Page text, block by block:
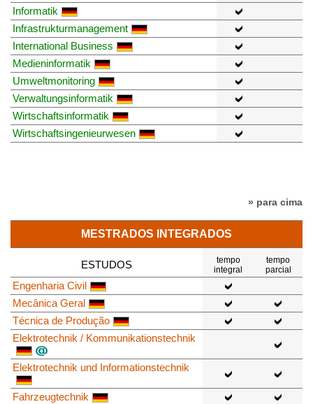
Informatik
Infrastrukturmanagement
International Business
Medieninformatik
Umweltmonitoring
Verwaltungsinformatik
Wirtschaftsinformatik
Wirtschaftsingenieurwesen
» para cima
MESTRADOS INTEGRADOS
ESTUDOS
tempo
integral
tempo
parcial
Engenharia Civil
Mecânica Geral
Técnica de Produção
Elektrotechnik / Kommunikationstechnik
Elektrotechnik und Informationstechnik
Fahrzeugtechnik